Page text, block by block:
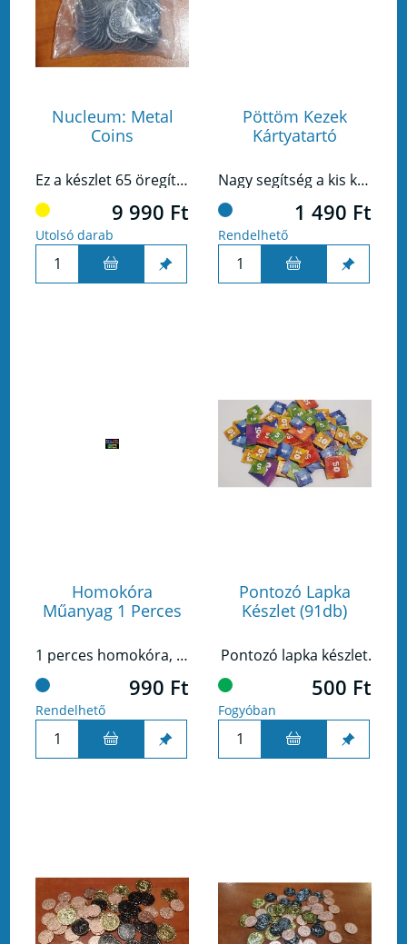
Nucleum: Metal
Coins
Ez a készlet 65 öregített érmét tartalmaz: 50 x 1 tallér (ezüst) 15 x 5 tallér (arany)
9 990 Ft
Utolsó darab
Pöttöm Kezek
Kártyatartó
Nagy segítség a kis kezeknek! A kártyatartó megoldja a lapok elrendezését, hogy a gyerkőc csak a játékra koncentrálhasson!
1 490 Ft
Rendelhető
Homokóra
Műanyag 1 Perces
1 perces homokóra, műanyag
990 Ft
Rendelhető
Pontozó Lapka
Készlet (91db)
Pontozó lapka készlet.
500 Ft
Fogyóban